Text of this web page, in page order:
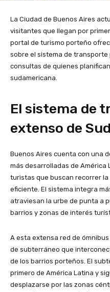
La Ciudad de Buenos Aires
visitantes que llegan por
portal de turismo porteño
sobre el sistema de transporte
consultas de quienes
sudamericana.
El sistema de
extenso de
Buenos Aires cuenta con una
más desarrolladas de América
turistas que buscan recorrer
eficiente. El sistema integra
atraviesan la urbe de punta a
barrios y zonas de interés
A esta extensa red de
de subterráneo que
de los barrios porteños. El
primero de América Latina y
desplazarse por las zonas